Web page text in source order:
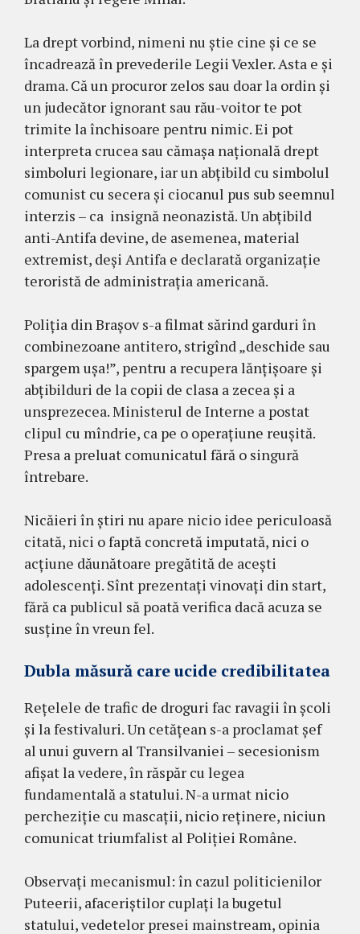
La drept vorbind, nimeni nu știe cine și ce se
încadrează în prevederile Legii Vexler. Asta e și
drama. Că un procuror zelos sau doar la ordin și
un judecător ignorant sau rău-voitor te pot
trimite la închisoare pentru nimic. Ei pot
interpreta crucea sau cămașa națională drept
simboluri legionare, iar un abțibild cu simbolul
comunist cu secera și ciocanul pus sub seemnul
interzis – ca insignă neonazistă. Un abțibild
anti-Antifa devine, de asemenea, material
extremist, deși Antifa e declarată organizație
teroristă de administrația americană.
Poliția din Brașov s-a filmat sărind garduri în
combinezoane antitero, strigînd „deschide sau
spargem ușa!”, pentru a recupera lănțișoare și
abțibilduri de la copii de clasa a zecea și a
unsprezecea. Ministerul de Interne a postat
clipul cu mîndrie, ca pe o operațiune reușită.
Presa a preluat comunicatul fără o singură
întrebare.
Nicăieri în știri nu apare nicio idee periculoasă
citată, nici o faptă concretă imputată, nici o
acțiune dăunătoare pregătită de acești
adolescenți. Sînt prezentați vinovați din start,
fără ca publicul să poată verifica dacă acuza se
susține în vreun fel.
Dubla măsură care ucide credibilitatea
Rețelele de trafic de droguri fac ravagii în școli
și la festivaluri. Un cetățean s-a proclamat șef
al unui guvern al Transilvaniei – secesionism
afișat la vedere, în răspăr cu legea
fundamentală a statului. N-a urmat nicio
percheziție cu mascații, nicio reținere, niciun
comunicat triumfalist al Poliției Române.
Observați mecanismul: în cazul politicienilor
Puteerii, afaceriștilor cuplați la bugetul
statului, vedetelor presei mainstream, opinia